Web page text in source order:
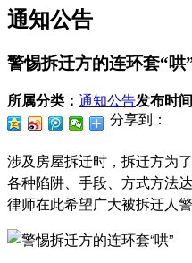
通知公告
警惕拆迁方的连环套“哄
所属分类： 通知公告发布时间
分享到：
涉及房屋拆迁时，拆迁方为
各种陷阱、手段、方式方法
律师在此希望广大被拆迁人警